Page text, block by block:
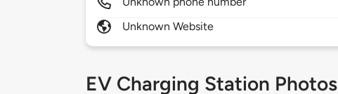
Unknown Website
EV Charging Station Photos